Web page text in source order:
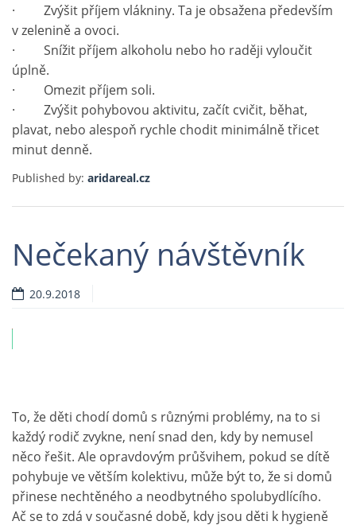
· Zvýšit příjem vlákniny. Ta je obsažena především
v zelenině a ovoci.
· Snížit příjem alkoholu nebo ho raději vyloučit
úplně.
· Omezit příjem soli.
· Zvýšit pohybovou aktivitu, začít cvičit, běhat,
plavat, nebo alespoň rychle chodit minimálně třicet
minut denně.
Published by: aridareal.cz
Nečekaný návštěvník
20.9.2018
To, že děti chodí domů s různými problémy, na to si
každý rodič zvykne, není snad den, kdy by nemusel
něco řešit. Ale opravdovým průšvihem, pokud se dítě
pohybuje ve větším kolektivu, může být to, že si domů
přinese nechtěného a neodbytného spolubydlícího.
Ač se to zdá v současné době, kdy jsou děti k hygieně